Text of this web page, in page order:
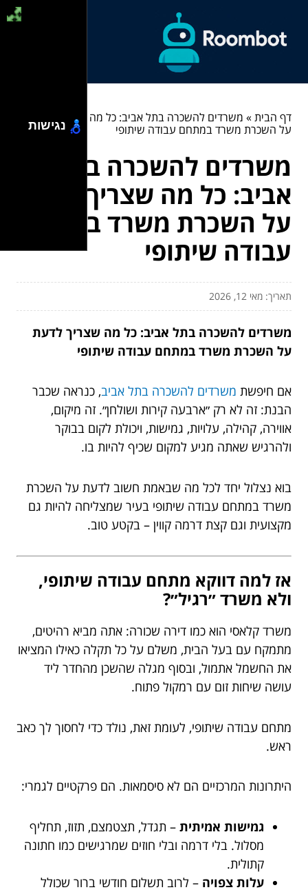
דף הבית» משרדים להשכרה בתל אביב: כל מה שצריך לדעת
על השכרת משרד במתחם עבודה שיתופי
משרדים להשכרה בתל
אביב: כל מה שצריך לדעת
על השכרת משרד במתחם
עבודה שיתופי
תאריך: מאי 12, 2026
משרדים להשכרה בתל אביב: כל מה שצריך לדעת
על השכרת משרד במתחם עבודה שיתופי
אם חיפשת משרדים להשכרה בתל אביב, כנראה שכבר
הבנת: זה לא רק ״ארבעה קירות ושולחן״. זה מיקום,
אווירה, קהילה, עלויות, גמישות, ויכולת לקום בבוקר
ולהרגיש שאתה מגיע למקום שכיף להיות בו.
בוא נצלול יחד לכל מה שבאמת חשוב לדעת על השכרת
משרד במתחם עבודה שיתופי בעיר שמצליחה להיות גם
מקצועית וגם קצת דרמה קווין – בקטע טוב.
אז למה דווקא מתחם עבודה שיתופי,
ולא משרד ״רגיל״?
משרד קלאסי הוא כמו דירה שכורה: אתה מביא רהיטים,
מתמקח עם בעל הבית, משלם על כל תקלה כאילו המציאו
את החשמל אתמול, ובסוף מגלה שהשכן מהחדר ליד
עושה שיחות זום עם רמקול פתוח.
מתחם עבודה שיתופי, לעומת זאת, נולד כדי לחסוך לך כאב
ראש.
היתרונות המרכזיים הם לא סיסמאות. הם פרקטיים לגמרי:
גמישות אמיתית – תגדל, תצטמצם, תזוז, תחליף
מסלול. בלי דרמה ובלי חוזים שמרגישים כמו חתונה
קתולית.
עלות צפויה – לרוב תשלום חודשי ברור שכולל
נגישות